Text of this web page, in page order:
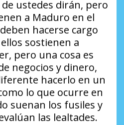
ustedes dirán, pero
a Maduro en el
hacerse cargo
sostienen a
pero una cosa es
negocios y dinero,
hacerlo en un
lo que ocurre en
suenan los fusiles y
las lealtades.